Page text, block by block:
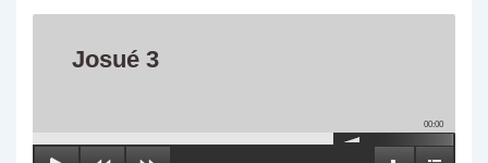
Josué 3
00:00